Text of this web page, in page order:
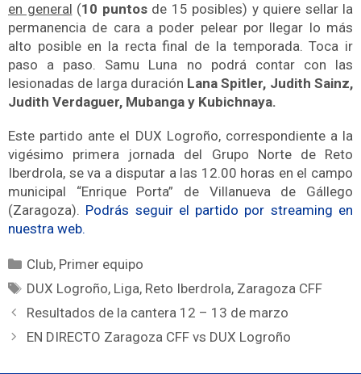
en general (10 puntosde 15 posibles) y quiere sellar la
permanencia de cara a poder pelear por llegar lo más
alto posible en la recta final de la temporada. Toca ir
paso a paso. Samu Luna no podrá contar con las
lesionadas de larga duración Lana Spitler, Judith Sainz,
Judith Verdaguer, Mubanga y Kubichnaya.
Este partido ante el DUX Logroño, correspondiente a la
vigésimo primera jornada del Grupo Norte de Reto
Iberdrola, se va a disputar a las 12.00 horas en el campo
municipal “Enrique Porta” de Villanueva de Gállego
(Zaragoza). Podrás seguir el partido por streaming en
nuestra web.
Club, Primer equipo
DUX Logroño, Liga, Reto Iberdrola, Zaragoza CFF
Resultados de la cantera 12 – 13 de marzo
EN DIRECTO Zaragoza CFF vs DUX Logroño